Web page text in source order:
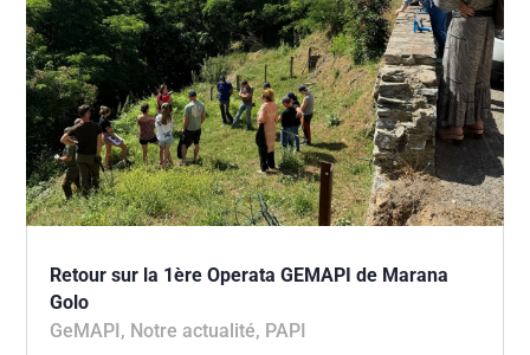
Retour sur la 1ère Operata GEMAPI de Marana
Golo
GeMAPI, Notre actualité, PAPI